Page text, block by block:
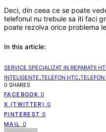
Deci, din ceea ce se poate
telefonul nu trebuie sa iti faci
poate rezolva orice problema
In this article:
SERVICE SPECIALIZAT IN REPARATII
INTELIGENTE,TELEFON HTC,
0 SHARES
FACEBOOK 0
X (TWITTER) 0
PINTEREST 0
MAIL
0